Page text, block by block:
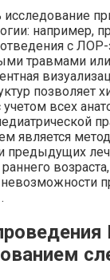
например,
с
травмами или
позволяет
всех
является
предыдущих
невозможности